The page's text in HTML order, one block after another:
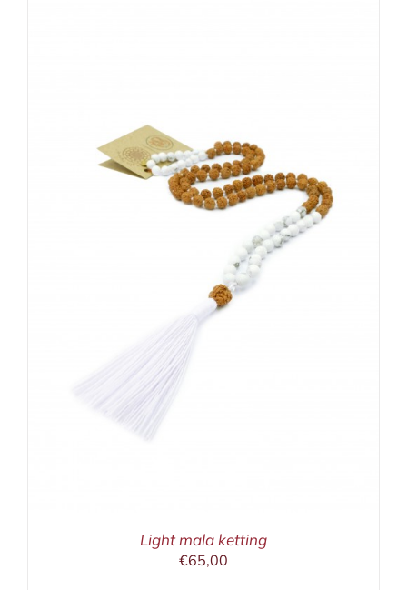
Light mala ketting
€65,00